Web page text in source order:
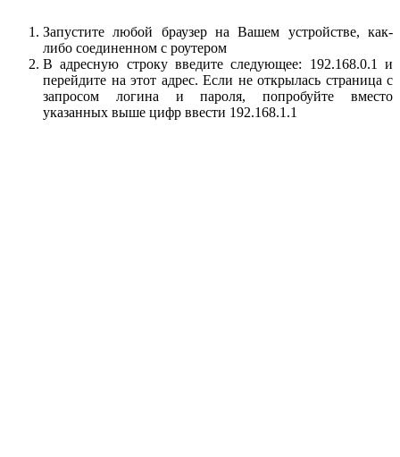
Запустите любой браузер на Вашем устройстве, как-
либо соединенном с роутером
В адресную строку введите следующее: 192.168.0.1 и
перейдите на этот адрес. Если не открылась страница с
запросом логина и пароля, попробуйте вместо
указанных выше цифр ввести 192.168.1.1